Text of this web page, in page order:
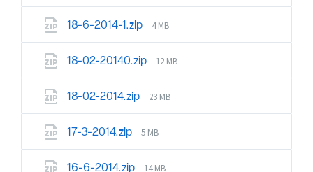
18-6-2014-1.zip 4 MB
18-02-20140.zip 12 MB
18-02-2014.zip 23 MB
17-3-2014.zip 5 MB
16-6-2014.zip 14 MB